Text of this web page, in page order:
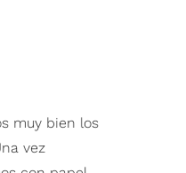
muy bien los
vez